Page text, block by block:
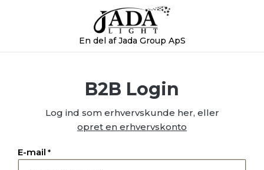
En del af Jada Group ApS
B2B Login
Log ind som erhvervskunde her, eller
opret en erhvervskonto
E-mail *